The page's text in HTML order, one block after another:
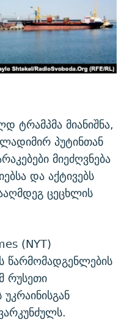
ᲐᲛᲑᲐᲕᲘ
ტრამპმა მიანიშნა,
პუტინთან
მიეძღვნება
და აქტივებს
ცეცხლის
(NYT)
წარმომადგენლების
რუსეთი